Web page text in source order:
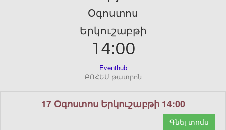
Օգոստոս
Երկուշաբթի
14:00
Eventhub
ԲՈՀԵՄ թատրոն
17 Օգոստոս Երկուշաբթի 14:00
Գնել տոմս